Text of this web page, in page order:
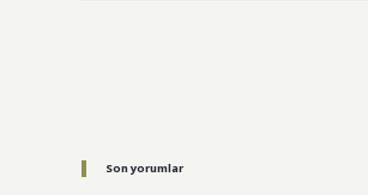
Son yorumlar